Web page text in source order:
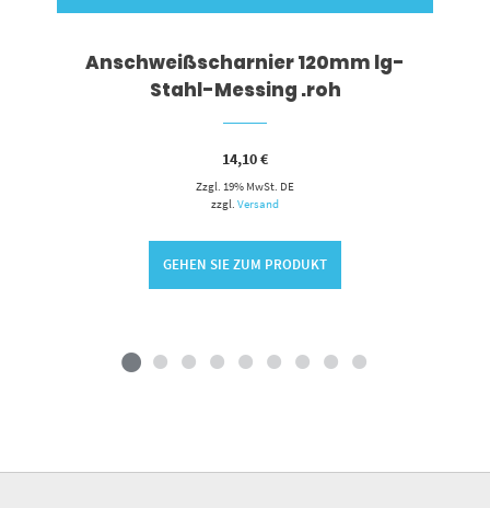
Anschweißscharnier 120mm lg-
Stahl-Messing .roh
14,10€
Zzgl. 19% MwSt. DE
zzgl.Versand
GEHEN SIE ZUM PRODUKT